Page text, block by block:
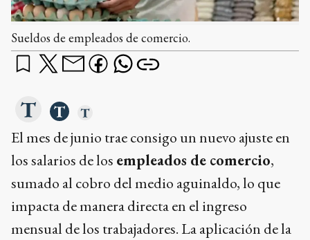
Sueldos de empleados de comercio.
El mes de junio trae consigo un nuevo ajuste en
los salarios de los empleados de comercio,
sumado al cobro del medio aguinaldo, lo que
impacta de manera directa en el ingreso
mensual de los trabajadores. La aplicación de la